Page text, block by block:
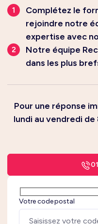
Complétez le
rejoindre notre
expertise avec
Notre équipe
dans les plus
Pour une réponse
lundi au vendredi de
Votre code postal